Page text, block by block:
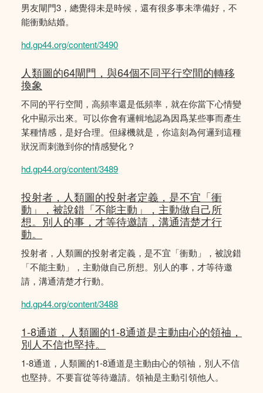
男友閘門3，總覺得未是時候，還有很多事未準備好，不
能衝動結婚。
hd.gp44.org/content/3490
人類圖的64閘門，與64個不同平行空間的轉移
換象
不同的平行空間，高頻率還是低頻率，就在你當下心情變
化中顯示出來。可以你會有邏輯地認為因爲某些事而產生
某種情感，是好合理。但縁機就是，你這刻為何邏到這種
狀況而刺激到你的情感變化？
hd.gp44.org/content/3489
投射者，人類圖的投射者定義，是不宜「衝
動」，被說錯「不能主動」，主動做自己所
想。別人的事，才等待邀請，溝通清楚才行
動。
投射者，人類圖的投射者定義，是不宜「衝動」，被說錯
「不能主動」，主動做自己所想。別人的事，才等待邀
請，溝通清楚才行動。
hd.gp44.org/content/3488
1-8通道，人類圖的1-8通道是主動由心的領䄂，
別人不信也堅持。
1-8通道，人類圖的1-8通道是主動由心的領䄂，別人不信
也堅持。不要盲從等待邀請。領袖是主動引領他人。